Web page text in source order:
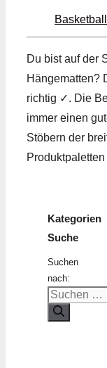
Du bist auf der
Hängematten?
richtig ✓. Die
immer einen
Stöbern der
Kategorien
Suche
Suchen
nach: